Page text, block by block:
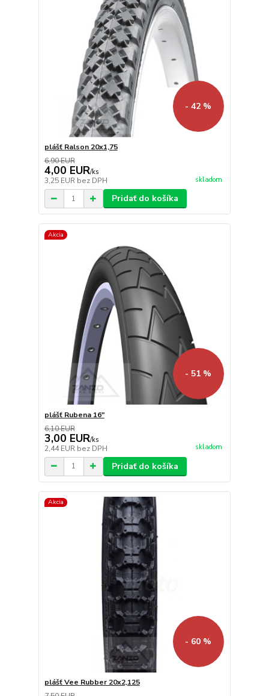
- 42 %
plášť Ralson 20x1,75
6,90 EUR
4,00 EUR/ks
3,25 EUR bez DPH skladom
Pridať do košíka
Akcia
- 51 %
plášť Rubena 16"
6,10 EUR
3,00 EUR/ks
2,44 EUR bez DPH skladom
Pridať do košíka
Akcia
- 60 %
plášť Vee Rubber 20x2,125